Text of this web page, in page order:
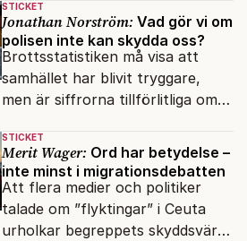
milisen.
STICKET
Jonathan Norström: Vad gör vi om
polisen inte kan skydda oss?
Brottsstatistiken må visa att
samhället har blivit tryggare,
men är siffrorna tillförlitliga om
anmäla brott?
STICKET
Merit Wager: Ord har betydelse –
inte minst i migrationsdebatten
Att flera medier och politiker
talade om ”flyktingar” i Ceuta
urholkar begreppets skyddsvärde